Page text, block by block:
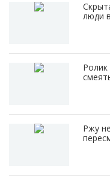
люди
Ролик
Ржу